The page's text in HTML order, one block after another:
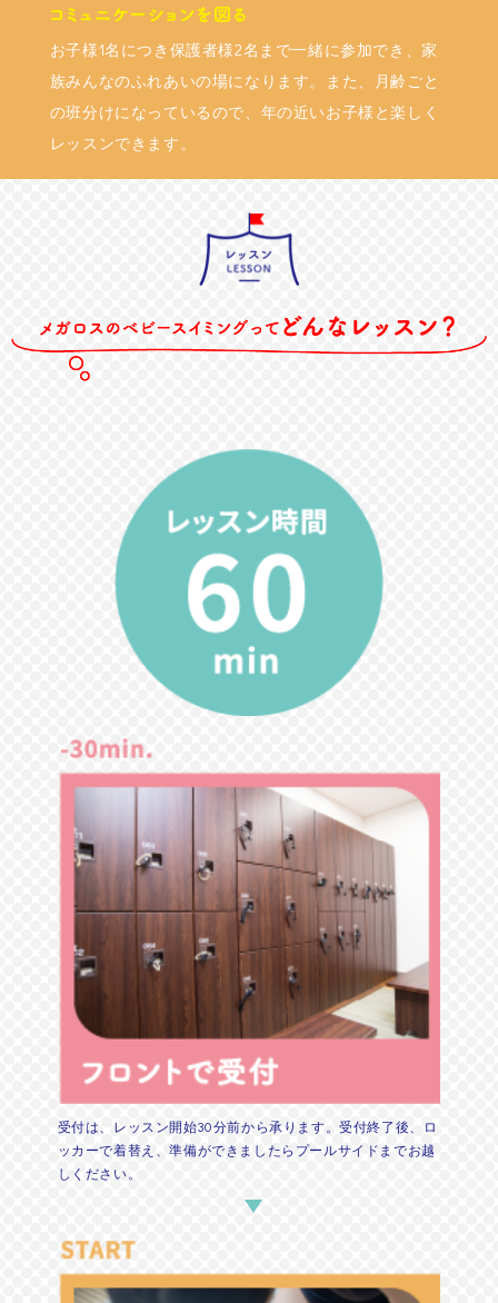
お子様1名につき保護者様2名まで一緒に参加でき、家
族みんなのふれあいの場になります。また、月齢ごと
の班分けになっているので、年の近いお子様と楽しく
レッスンできます。
受付は、レッスン開始30分前から承ります。受付終了後、ロ
ッカーで着替え、準備ができましたらプールサイドまでお越
しください。